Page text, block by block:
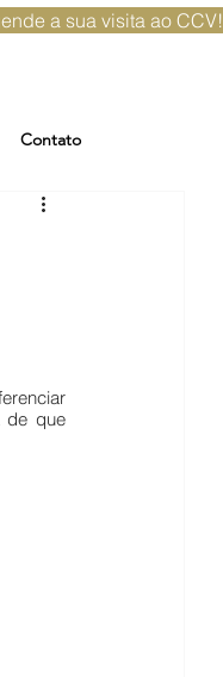
a sua visita ao CCV!
Contato
de que